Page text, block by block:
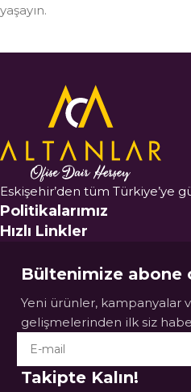
yaşayın.
Eskişehir’den tüm Türkiye’ye
Politikalarımız
Hızlı Linkler
Bültenimize abone
Yeni ürünler, kampanyalar
gelişmelerinden ilk siz
Takipte Kalın!